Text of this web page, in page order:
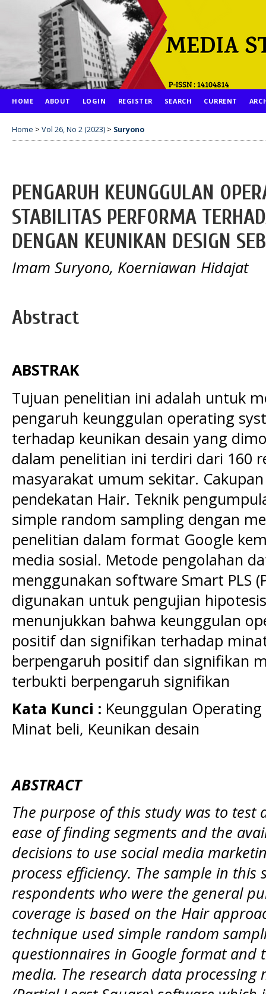
HOME ABOUT LOGIN REGISTER SEARCH CURRENT
Home > Vol 26, No 2 (2023) > Suryono
PENGARUH KEUNGGULAN
STABILITAS PERFORMA
DENGAN KEUNIKAN DESIGN
Imam Suryono, Koerniawan Hidajat
Abstract
ABSTRAK
Tujuan penelitian ini adalah untuk
pengaruh keunggulan operating
terhadap keunikan desain yang
dalam penelitian ini terdiri dari 160
masyarakat umum sekitar.
pendekatan Hair. Teknik
simple random sampling dengan
penelitian dalam format Google
media sosial. Metode pengolahan
menggunakan software Smart PLS
digunakan untuk pengujian
menunjukkan bahwa keunggulan
positif dan signifikan terhadap
berpengaruh positif dan signifikan
terbukti berpengaruh signifikan
Kata Kunci : Keunggulan
Minat beli, Keunikan desain
ABSTRACT
The purpose of this study was to test
ease of finding segments and the
decisions to use social media
process efficiency. The sample in this
respondents who were the general
coverage is based on the Hair
technique used simple random
questionnaires in Google format and
media. The research data processing